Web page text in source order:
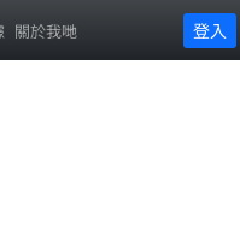
關於我哋 登入